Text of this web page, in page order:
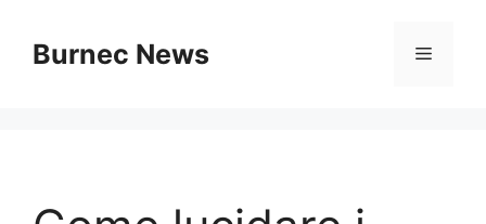
contenuto
Burnec News Menu